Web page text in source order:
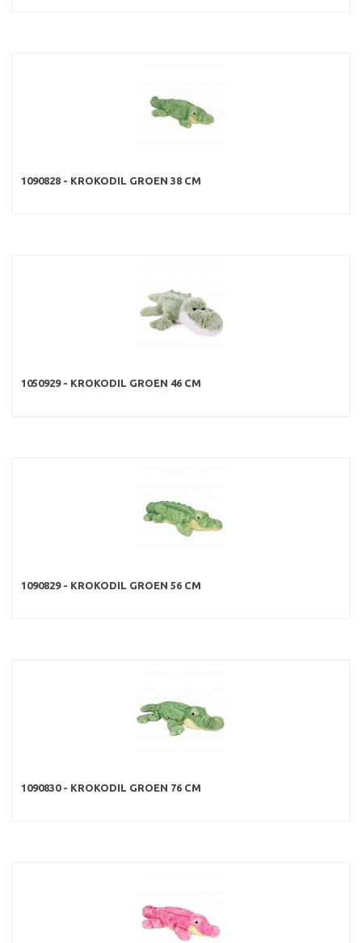
1090828 - KROKODIL GROEN 38 CM
1050929 - KROKODIL GROEN 46 CM
1090829 - KROKODIL GROEN 56 CM
1090830 - KROKODIL GROEN 76 CM